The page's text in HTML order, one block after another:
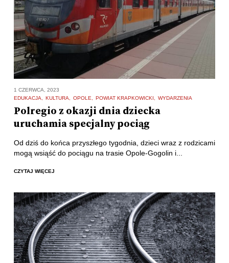
1 CZERWCA, 2023
EDUKACJA
KULTURA OPOLE POWIAT KRAPKOWICKI WYDARZENIA
Polregio z okazji dnia dziecka
uruchamia specjalny pociąg
Od dziś do końca przyszłego tygodnia, dzieci wraz z rodzicami
mogą wsiąść do pociągu na trasie Opole-Gogolin i...
CZYTAJ WIĘCEJ